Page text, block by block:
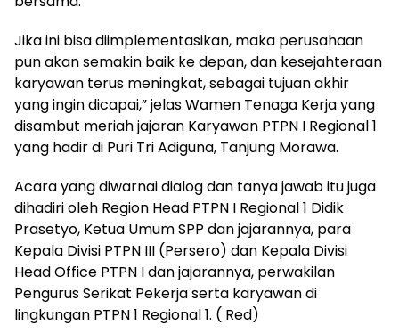
Jika ini bisa diimplementasikan, maka perusahaan
pun akan semakin baik ke depan, dan kesejahteraan
karyawan terus meningkat, sebagai tujuan akhir
yang ingin dicapai,” jelas Wamen Tenaga Kerja yang
disambut meriah jajaran Karyawan PTPN I Regional 1
yang hadir di Puri Tri Adiguna, Tanjung Morawa.
Acara yang diwarnai dialog dan tanya jawab itu juga
dihadiri oleh Region Head PTPN I Regional 1 Didik
Prasetyo, Ketua Umum SPP dan jajarannya, para
Kepala Divisi PTPN III (Persero) dan Kepala Divisi
Head Office PTPN I dan jajarannya, perwakilan
Pengurus Serikat Pekerja serta karyawan di
lingkungan PTPN 1 Regional 1. ( Red)